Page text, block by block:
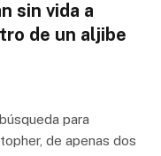
sin vida a
de un aljibe
para
de apenas dos